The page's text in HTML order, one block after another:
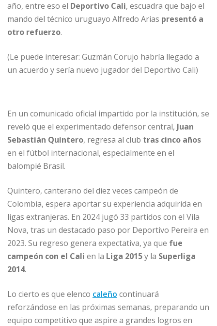
año, entre eso el Deportivo Cali, escuadra que bajo el
mando del técnico uruguayo Alfredo Arias presentó a
otro refuerzo.
(Le puede interesar: Guzmán Corujo habría llegado a
un acuerdo y sería nuevo jugador del Deportivo Cali)
En un comunicado oficial impartido por la institución, se
reveló que el experimentado defensor central, Juan
Sebastián Quintero, regresa al club tras cinco años
en el fútbol internacional, especialmente en el
balompié Brasil.
Quintero, canterano del diez veces campeón de
Colombia, espera aportar su experiencia adquirida en
ligas extranjeras. En 2024 jugó 33 partidos con el Vila
Nova, tras un destacado paso por Deportivo Pereira en
2023. Su regreso genera expectativa, ya que fue
campeón con el Cali en la Liga 2015y la Superliga
2014.
Lo cierto es que elenco caleño continuará
reforzándose en las próximas semanas, preparando un
equipo competitivo que aspire a grandes logros en